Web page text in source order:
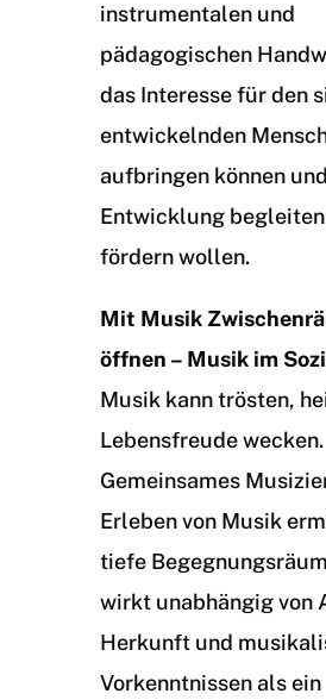
instrumentalen und
pädagogischen
das Interesse für den
entwickelnden
aufbringen können
Entwicklung
fördern wollen.
Mit Musik
öffnen – Musik im
Musik kann trösten,
Lebensfreude wecken.
Gemeinsames
Erleben von Musik
tiefe
wirkt unabhängig von
Herkunft und
Vorkenntnissen als ein